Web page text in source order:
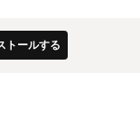
トールする